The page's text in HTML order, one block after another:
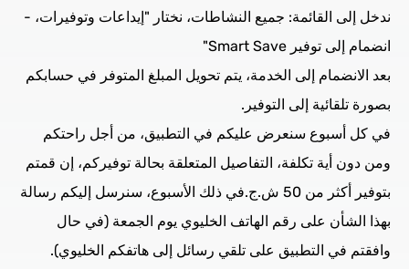
ندخل إلى القائمة: جميع النشاطات، نختار "إيداعات وتوفيرات، -
انضمام إلى توفير Smart Save"
بعد الانضمام إلى الخدمة، يتم تحويل المبلغ المتوفر في حسابكم
بصورة تلقائية إلى التوفير.
في كل أسبوع سنعرض عليكم في التطبيق، من أجل راحتكم
ومن دون أية تكلفة، التفاصيل المتعلقة بحالة توفيركم، إن قمتم
بتوفير أكثر من 50 ش.ج.في ذلك الأسبوع، سنرسل إليكم رسالة
بهذا الشأن على رقم الهاتف الخليوي يوم الجمعة (في حال
وافقتم في التطبيق على تلقي رسائل إلى هاتفكم الخليوي).